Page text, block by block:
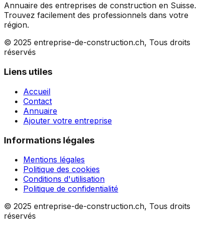
Annuaire des entreprises de construction en Suisse.
Trouvez facilement des professionnels dans votre
région.
© 2025 entreprise-de-construction.ch, Tous droits
réservés
Liens utiles
Accueil
Contact
Annuaire
Ajouter votre entreprise
Informations légales
Mentions légales
Politique des cookies
Conditions d'utilisation
Politique de confidentialité
© 2025 entreprise-de-construction.ch, Tous droits
réservés